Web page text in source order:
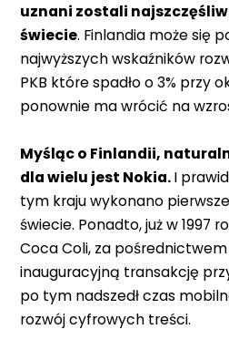
uznani zostali
świecie. Finlandia może się
najwyższych wskaźników
PKB które spadło o 3% przy
ponownie ma wrócić na
Myśląc o Finlandii,
dla wielu jest Nokia.I
tym kraju wykonano
świecie. Ponadto, już w 1997
Coca Coli, za pośrednictwem
inauguracyjną transakcję
po tym nadszedł czas
rozwój cyfrowych treści.